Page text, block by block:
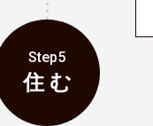
Step5
住 む